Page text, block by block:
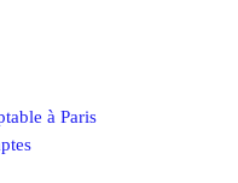
à Paris